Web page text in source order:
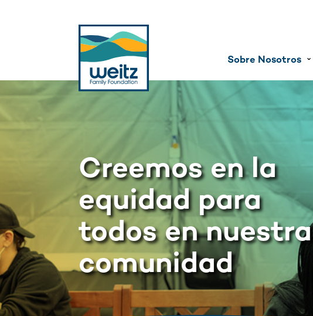
Sobre Nosotros ˇ
Creemos en la
equidad para
todos en nuestra
comunidad